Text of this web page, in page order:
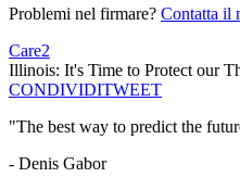
Problemi nel firmare? Contatta il
Care2
Illinois: It's Time to Protect our
CONDIVIDITWEET
"The best way to predict the
- Denis Gabor